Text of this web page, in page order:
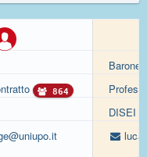
864
Barone
DISEI